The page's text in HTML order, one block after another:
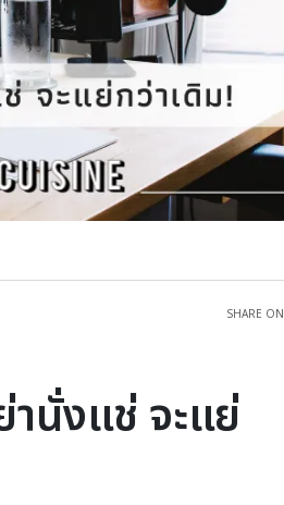
SHARE ON
นั่งแช่ จะแย่